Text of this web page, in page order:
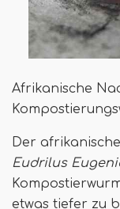
Afrikanische
Der
Eudrilus
etwas tiefer zu